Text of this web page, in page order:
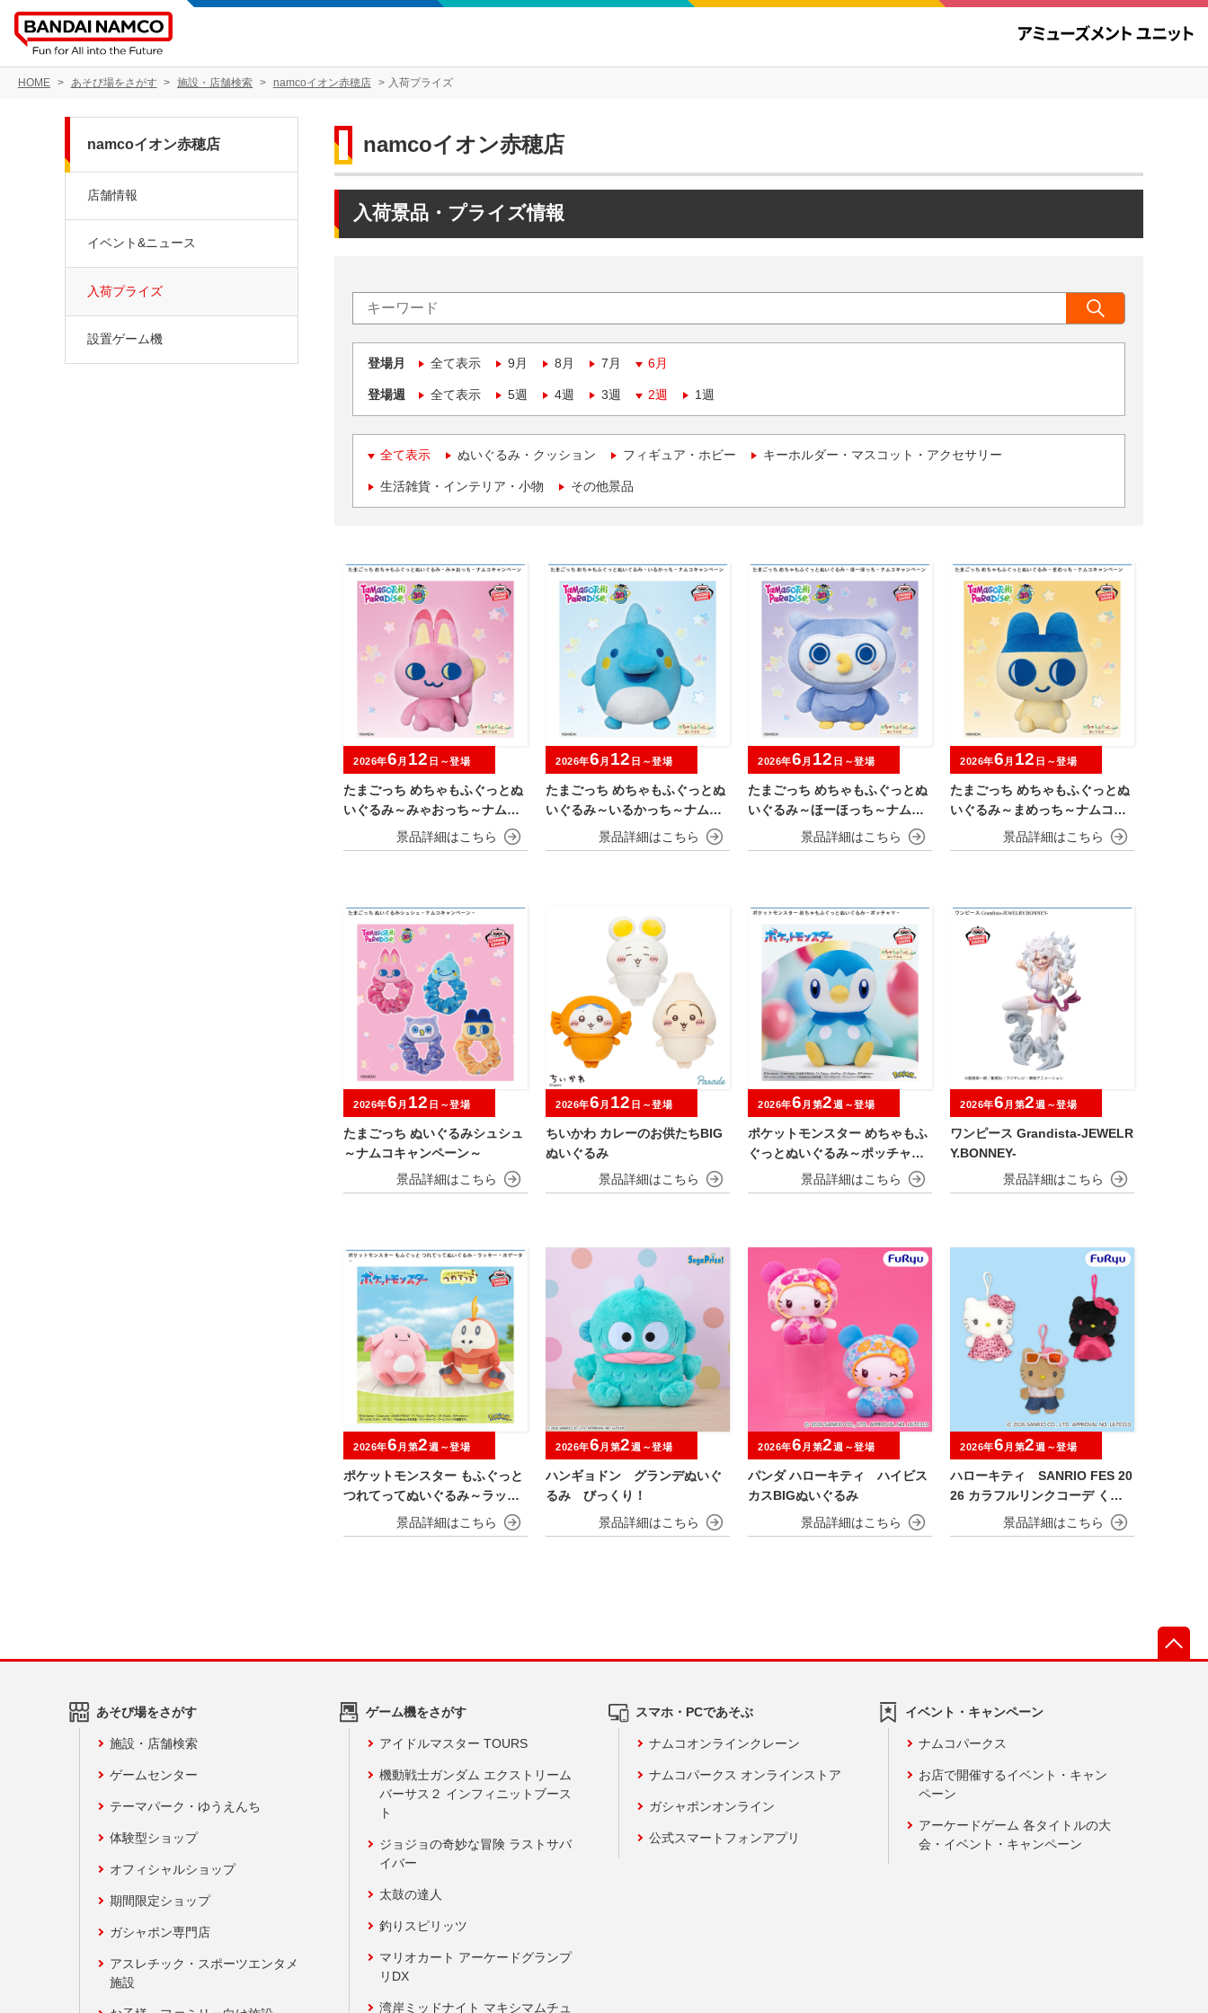
HOME あそび場をさがす 施設・店舗検索 namcoイオン赤穂店 入荷プライズ
namcoイオン赤穂店
入荷景品・プライズ情報
登場月 全て表示 9月 8月 7月 6月
登場週 全て表示 5週 4週 3週 2週 1週
全て表示 ぬいぐるみ・クッション フィギュア・ホビー キーホルダー・マスコット・アクセサリー
生活雑貨・インテリア・小物 その他景品
たまごっち めちゃもふぐっとぬ
いぐるみ～みゃおっち～ナムコ
キャンペーン
2026年6 月 12 日～登場
たまごっち めちゃもふぐっとぬ
いぐるみ～いるかっち～ナムコ
キャンペーン
2026年6 月 12 日～登場
たまごっち めちゃもふぐっとぬ
いぐるみ～ほーほっち～ナムコ
キャンペーン
2026年6 月 12 日～登場
たまごっち めちゃもふぐっとぬ
いぐるみ～まめっち～ナムコキ
ャンペーン
2026年6 月 12 日～登場
たまごっち ぬいぐるみシュシュ
～ナムコキャンペーン～
2026年6 月 12 日～登場
ちいかわ カレーのお供たちBIG
ぬいぐるみ
2026年6 月 12 日～登場
ポケットモンスター めちゃもふ
ぐっとぬいぐるみ～ポッチャマ
2026年6 月第2週～登場
ワンピース Grandista-JEWELR
Y.BONNEY-
2026年6 月第2週～登場
ポケットモンスター もふぐっと
つれてってぬいぐるみ～ラッキ
ー・ホゲータ～
2026年6 月第2週～登場
ハンギョドン グランデぬいぐ
るみ びっくり！
2026年6 月第2週～登場
パンダ ハローキティ ハイビス
カスBIGぬいぐるみ
2026年6 月第2週～登場
ハローキティ SANRIO FES 20
26 カラフルリンクコーデ くり
っぴぃ ぬいぐるみ
2026年6 月第2週～登場
namcoイオン赤穂店
店舗情報
イベント&ニュース
入荷プライズ
設置ゲーム機
あそび場をさがす
施設・店舗検索
ゲームセンター
テーマパーク・ゆうえんち
体験型ショップ
オフィシャルショップ
期間限定ショップ
ガシャポン専門店
アスレチック・スポーツエンタメ
施設
ゲーム機をさがす
アイドルマスター TOURS
機動戦士ガンダム エクストリーム
バーサス２ インフィニットブース
ト
ジョジョの奇妙な冒険 ラストサバ
イバー
太鼓の達人
釣りスピリッツ
マリオカート アーケードグランプ
リDX
湾岸ミッドナイト マキシマムチュ
スマホ・PCであそぶ
ナムコオンラインクレーン
ナムコパークス オンラインストア
ガシャポンオンライン
公式スマートフォンアプリ
イベント・キャンペーン
ナムコパークス
お店で開催するイベント・キャン
ペーン
アーケードゲーム 各タイトルの大
会・イベント・キャンペーン